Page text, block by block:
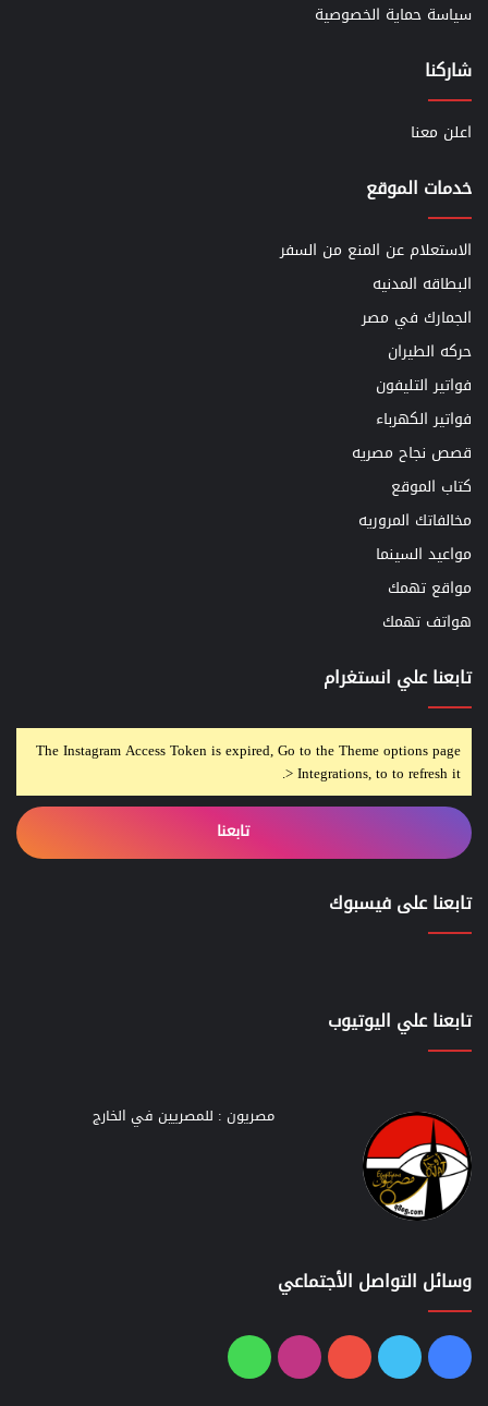
سياسة حماية الخصوصية
شاركنا
اعلن معنا
خدمات الموقع
الاستعلام عن المنع من السفر
البطاقه المدنيه
الجمارك في مصر
حركه الطيران
فواتير التليفون
فواتير الكهرباء
قصص نجاح مصريه
كتاب الموقع
مخالفاتك المروريه
مواعيد السينما
مواقع تهمك
هواتف تهمك
تابعنا علي انستغرام
The Instagram Access Token is expired, Go to the Theme options page
> Integrations, to to refresh it.
تابعنا
تابعنا على فيسبوك
تابعنا علي اليوتيوب
مصريون : للمصريين في الخارج
وسائل التواصل الأجتماعي
فيسبوك
تويتر يوتيوبانستقرامواتساب